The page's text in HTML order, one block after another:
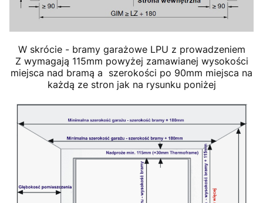
W skrócie - bramy garażowe LPU z prowadzeniem
Z wymagają 115mm powyżej zamawianej wysokości
miejsca nad bramą a szerokości po 90mm miejsca na
każdą ze stron jak na rysunku poniżej